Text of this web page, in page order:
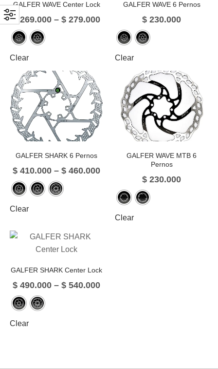
GALFER WAVE Center Lock
$ 269.000 – $ 279.000
Clear
GALFER WAVE 6 Pernos
$ 230.000
Clear
GALFER SHARK 6 Pernos
$ 410.000 – $ 460.000
Clear
GALFER WAVE MTB 6
Pernos
$ 230.000
Clear
GALFER SHARK Center Lock
$ 490.000 – $ 540.000
Clear